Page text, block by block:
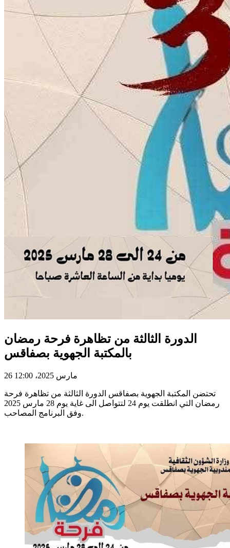
الدورة الثالثة من تظاهرة فرحة رمضان
بالمكتبة الجهوية بصفاقس
26 مارس 2025، 12:00
تحتضن المكتبة الجهوية بصفاقس الدورة الثالثة من تظاهرة فرحة
رمضان التي انطلقت يوم 24 لتتواصل الى غاية يوم 28 مارس 2025
وفق البرنامج المصاحب.